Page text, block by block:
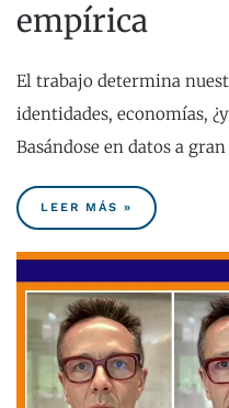
empírica
El trabajo determina
identidades, economías,
Basándose en datos a
LEER MÁS »